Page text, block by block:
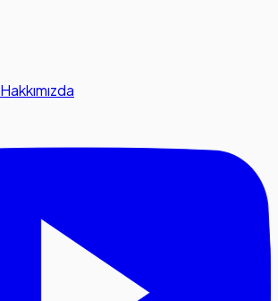
Hakkımızda